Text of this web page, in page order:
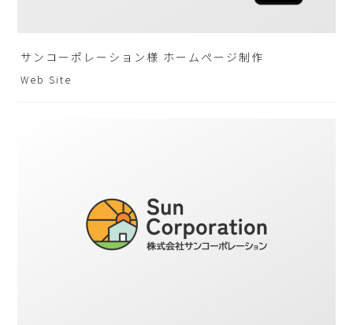
サンコーポレーション様 ホームページ制作
Web Site